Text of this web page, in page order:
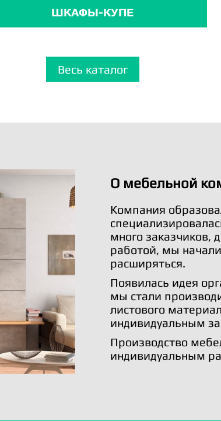
ШКАФЫ-КУПЕ
Весь каталог
О мебельной
Компания
много заказчиков,
работой, мы
расширяться.
Появилась идея
мы стали
листового
индивидуальным
Производство
индивидуальным